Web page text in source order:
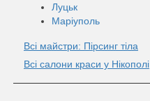
Луцьк
Маріуполь
Всі майстри: Пірсинг тіла
Всі салони краси у Нікополі